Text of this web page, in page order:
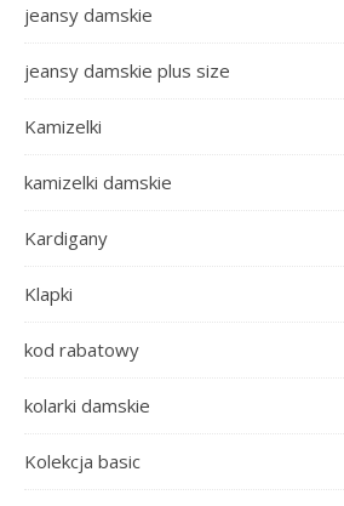
jeansy damskie
jeansy damskie plus size
Kamizelki
kamizelki damskie
Kardigany
Klapki
kod rabatowy
kolarki damskie
Kolekcja basic